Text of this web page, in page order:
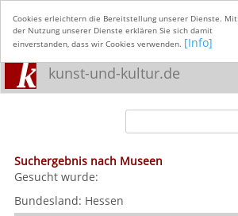
Cookies erleichtern die Bereitstellung unserer Dienste. Mit
der Nutzung unserer Dienste erklären Sie sich damit
einverstanden, dass wir Cookies verwenden. [Info]
kunst-und-kultur.de
Suchergebnis nach Museen
Gesucht wurde:
Bundesland: Hessen